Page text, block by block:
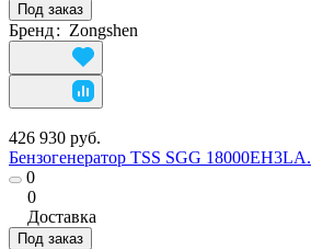
Под заказ
Бренд: Zongshen
426 930 руб.
Бензогенератор TSS SGG 18000EH3LA.
0
0
Доставка
Под заказ